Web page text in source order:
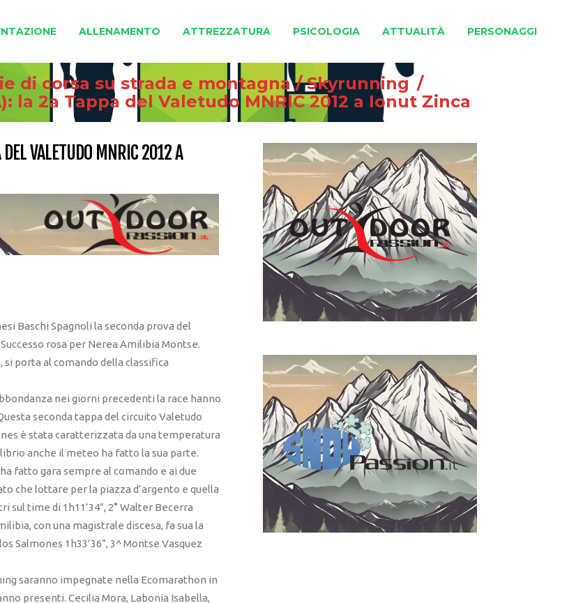
ALLENAMENTO ATTREZZATURA PSICOLOGIA ATTUALITÀ PERSONAGGI
di corsa su strada e montagna/Skyrunning /
la 2a Tappa del Valetudo MNRIC 2012 a Ionut Zinca
DEL VALETUDO MNRIC 2012 A
Baschi Spagnoli la seconda prova del
rosa per Nerea Amilibia Montse.
si porta al comando della classifica
nei giorni precedenti la race hanno
seconda tappa del circuito Valetudo
è stata caratterizzata da una temperatura
anche il meteo ha fatto la sua parte.
fatto gara sempre al comando e ai due
che lottare per la piazza d’argento e quella
time di 1h11’34”, 2° Walter Becerra
con una magistrale discesa, fa sua la
Salmones 1h33’36”, 3^ Montse Vasquez
saranno impegnate nella Ecomarathon in
presenti. Cecilia Mora, Labonia Isabella,